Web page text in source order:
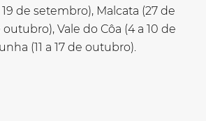
19 de setembro), Malcata (27 de
Vale do Côa (4 a 10 de
(11 a 17 de outubro).